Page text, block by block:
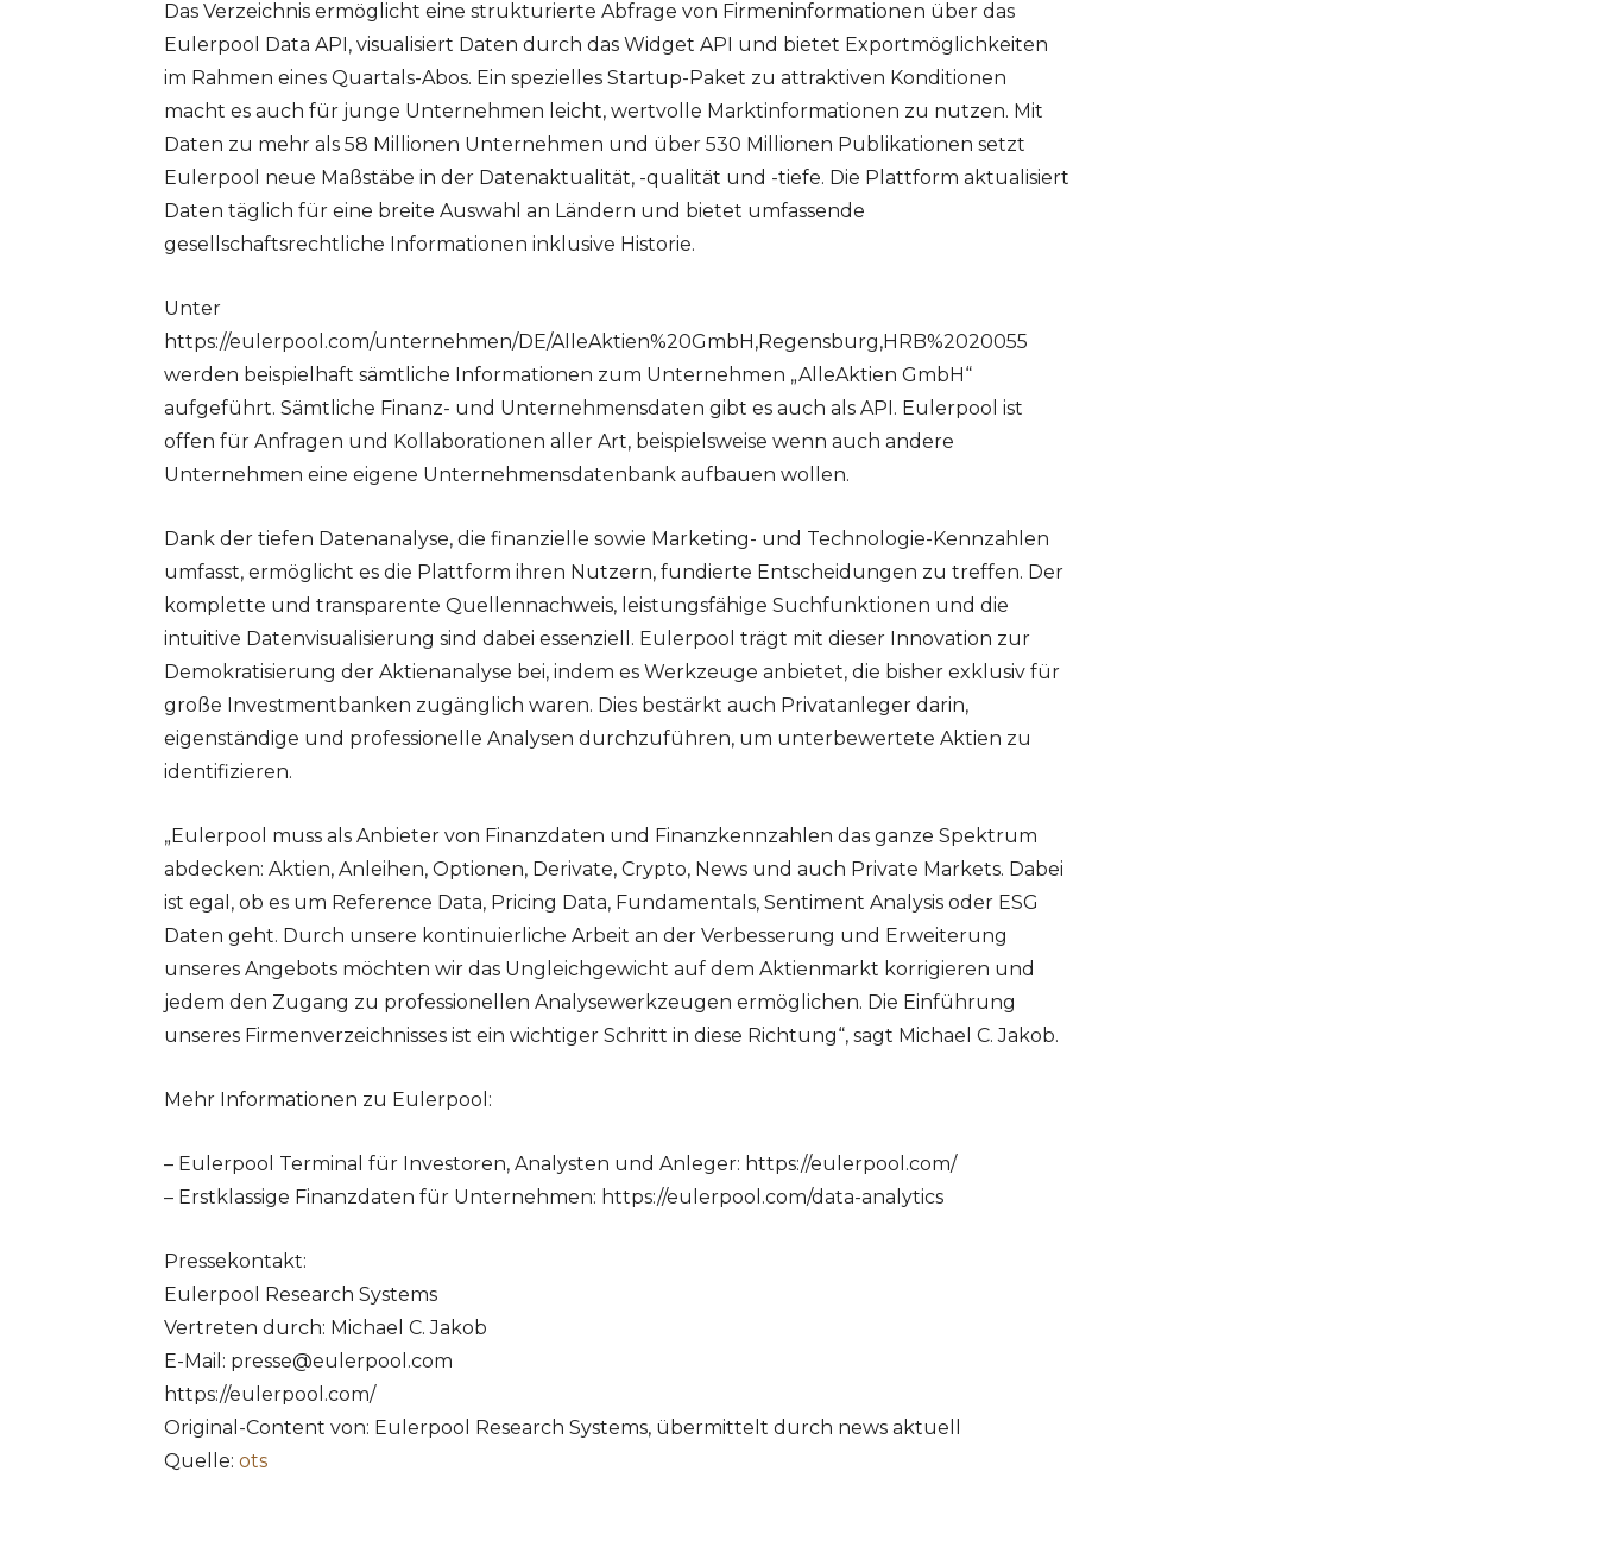
Das Verzeichnis ermöglicht eine strukturierte Abfrage von Firmeninformationen über das
Eulerpool Data API, visualisiert Daten durch das Widget API und bietet Exportmöglichkeiten
im Rahmen eines Quartals-Abos. Ein spezielles Startup-Paket zu attraktiven Konditionen
macht es auch für junge Unternehmen leicht, wertvolle Marktinformationen zu nutzen. Mit
Daten zu mehr als 58 Millionen Unternehmen und über 530 Millionen Publikationen setzt
Eulerpool neue Maßstäbe in der Datenaktualität, -qualität und -tiefe. Die Plattform aktualisiert
Daten täglich für eine breite Auswahl an Ländern und bietet umfassende
gesellschaftsrechtliche Informationen inklusive Historie.
Unter
https://eulerpool.com/unternehmen/DE/AlleAktien%20GmbH,Regensburg,HRB%2020055
werden beispielhaft sämtliche Informationen zum Unternehmen „AlleAktien GmbH“
aufgeführt. Sämtliche Finanz- und Unternehmensdaten gibt es auch als API. Eulerpool ist
offen für Anfragen und Kollaborationen aller Art, beispielsweise wenn auch andere
Unternehmen eine eigene Unternehmensdatenbank aufbauen wollen.
Dank der tiefen Datenanalyse, die finanzielle sowie Marketing- und Technologie-Kennzahlen
umfasst, ermöglicht es die Plattform ihren Nutzern, fundierte Entscheidungen zu treffen. Der
komplette und transparente Quellennachweis, leistungsfähige Suchfunktionen und die
intuitive Datenvisualisierung sind dabei essenziell. Eulerpool trägt mit dieser Innovation zur
Demokratisierung der Aktienanalyse bei, indem es Werkzeuge anbietet, die bisher exklusiv für
große Investmentbanken zugänglich waren. Dies bestärkt auch Privatanleger darin,
eigenständige und professionelle Analysen durchzuführen, um unterbewertete Aktien zu
identifizieren.
„Eulerpool muss als Anbieter von Finanzdaten und Finanzkennzahlen das ganze Spektrum
abdecken: Aktien, Anleihen, Optionen, Derivate, Crypto, News und auch Private Markets. Dabei
ist egal, ob es um Reference Data, Pricing Data, Fundamentals, Sentiment Analysis oder ESG
Daten geht. Durch unsere kontinuierliche Arbeit an der Verbesserung und Erweiterung
unseres Angebots möchten wir das Ungleichgewicht auf dem Aktienmarkt korrigieren und
jedem den Zugang zu professionellen Analysewerkzeugen ermöglichen. Die Einführung
unseres Firmenverzeichnisses ist ein wichtiger Schritt in diese Richtung“, sagt Michael C. Jakob.
Mehr Informationen zu Eulerpool:
– Eulerpool Terminal für Investoren, Analysten und Anleger: https://eulerpool.com/
– Erstklassige Finanzdaten für Unternehmen: https://eulerpool.com/data-analytics
Pressekontakt:
Eulerpool Research Systems
Vertreten durch: Michael C. Jakob
E-Mail: presse@eulerpool.com
https://eulerpool.com/
Original-Content von: Eulerpool Research Systems, übermittelt durch news aktuell
Quelle: ots